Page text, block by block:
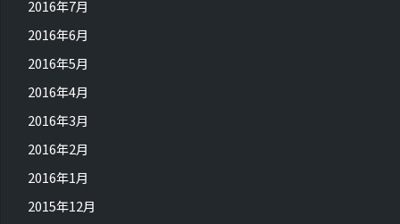
2016年7月
2016年6月
2016年5月
2016年4月
2016年3月
2016年2月
2016年1月
2015年12月